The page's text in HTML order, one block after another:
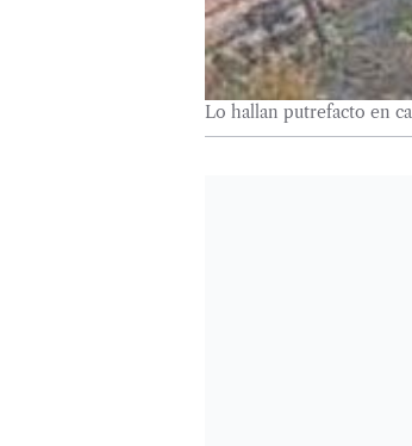
Lo hallan putrefacto en